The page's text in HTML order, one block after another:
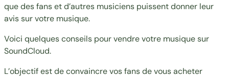
que des fans et d’autres musiciens puissent donner leur
avis sur votre musique.
Voici quelques conseils pour vendre votre musique sur
SoundCloud.
L’objectif est de convaincre vos fans de vous acheter